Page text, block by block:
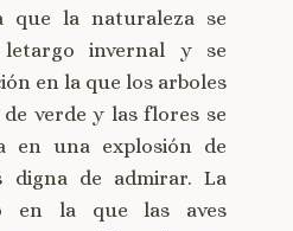
que la naturaleza se
invernal y se
en la que los arboles
verde y las flores se
en una explosión de
digna de admirar. La
en la que las aves